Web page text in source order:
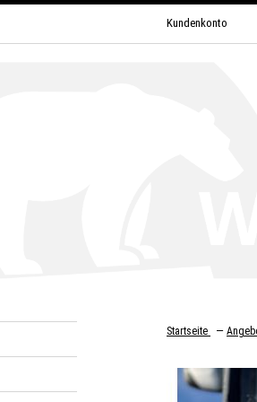
Kundenkonto
Startseite —